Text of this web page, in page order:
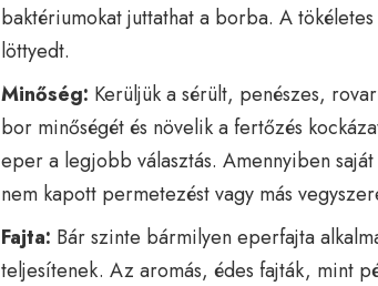
baktériumokat juttathat a borba. A
löttyedt.
Minőség: Kerüljük a sérült, penészes,
bor minőségét és növelik a fertőzés
eper a legjobb választás. Amennyiben
nem kapott permetezést vagy más
Fajta: Bár szinte bármilyen eperfajta
teljesítenek. Az aromás, édes fajták, mint